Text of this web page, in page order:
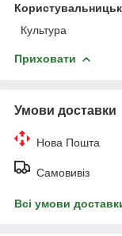
Культура
Приховати
Умови доставки
Нова Пошта
Самовивіз
Всі умови